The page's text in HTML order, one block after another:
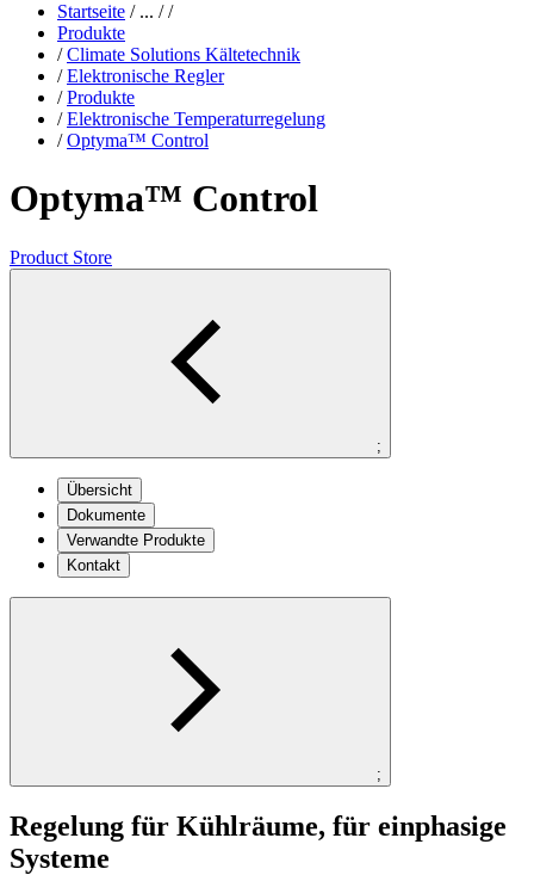
Startseite /... / /
Produkte
/ Climate Solutions Kältetechnik
/ Elektronische Regler
/ Produkte
/ Elektronische Temperaturregelung
/ Optyma™ Control
Optyma™ Control
Product Store
;
Übersicht
Dokumente
Verwandte Produkte
Kontakt
;
Regelung für Kühlräume, für einphasige
Systeme